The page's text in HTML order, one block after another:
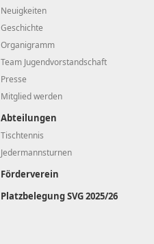
Neuigkeiten
Geschichte
Organigramm
Team Jugendvorstandschaft
Presse
Mitglied werden
Abteilungen
Tischtennis
Jedermannsturnen
Förderverein
Platzbelegung SVG 2025/26